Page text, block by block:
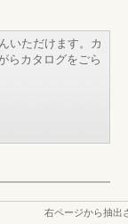
いただけます。カ
らカタログをごら
右ページから抽出